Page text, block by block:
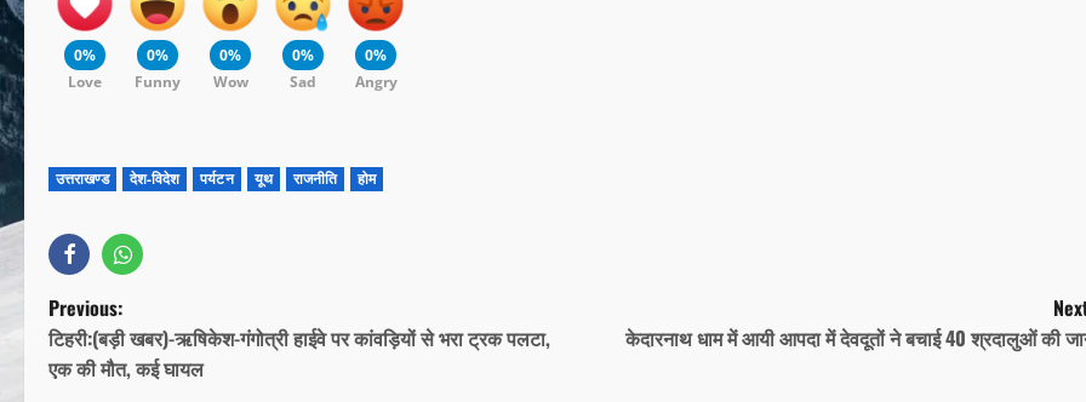
0%
Love
0%
Funny
0%
Wow
0%
Sad
0%
Angry
उत्तराखण्ड देश-विदेश पर्यटन यूथ राजनीति होम
Previous:
टिहरी:(बड़ी खबर)-ऋषिकेश-गंगोत्री हाईवे पर कांवड़ियों से भरा ट्रक पलटा,
एक की मौत, कई घायल
केदारनाथ धाम में आयी आपदा में देवदूतों ने बचाई 40 श्रदालुओं की